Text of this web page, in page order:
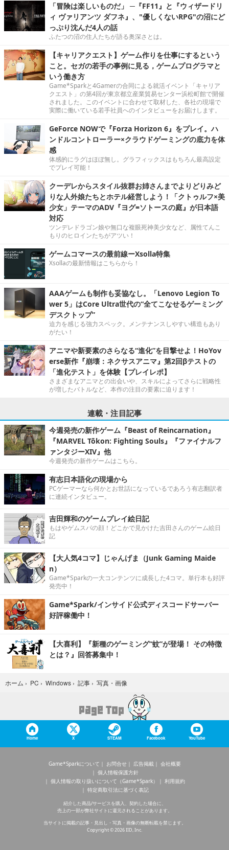
「冒険は楽しいものだ」 ─『FF11』と『ウィザードリ
ィ ヴァリアンツ ダフネ』、"優しくないRPG"の沼にど
っぷり沈んだ4人の話
ふたつの沼の住人たちが語る奥深さとは。
【キャリアクエスト】ゲーム作りを仕事にするという
こと。セガの若手の事例に見る，ゲームプログラマと
いう働き方
Game*Sparkと4Gamerの合同による就活イベント「キャリア
クエスト」の第4回が東京都立産業貿易センター浜松町館で開催
されました。このイベントに合わせて取材した、各社の現場で
実際に働いている若手社員へのインタビューをお届けします。
GeForce NOWで『Forza Horizon 6』をプレイ。ハ
ンドルコントローラー×クラウドゲーミングの底力を体
感
体感的にラグはほぼ無し。グラフィックスはもちろん最高設定
でプレイ可能！
クーデレからスタイル抜群お姉さんまでよりどりみど
りな人外娘たちとホテル経営しよう！「クトゥルフ×美
少女」テーマのADV『ヨグ=ソトースの庭』が日本語
対応
ツンデレドラゴン娘や無口な複眼死神美少女など、属性てんこ
もりのヒロインたちがアツい！
ゲームコマースの最前線ーXsolla特集
Xsollaの最新情報はこちらから！
AAAゲームも制作も妥協なし。「Lenovo Legion To
wer 5」はCore Ultra世代の“全てこなせるゲーミング
デスクトップ”
迫力を感じる強力スペック。メンテナンスしやすい構造もあり
がたい！
アニマや新要素のさらなる“進化”を目撃せよ！HoYov
erse新作『崩壊：ネクサスアニマ』第2回βテストの
「進化テスト」を体験【プレイレポ】
さまざまなアニマとの出会いや、スキルによってさらに戦略性
が増したバトルなど、本作の注目の要素に迫ります！
連載・注目記事
今週発売の新作ゲーム『Beast of Reincarnation』
『MARVEL Tōkon: Fighting Souls』『ファイナルフ
ァンタジーXIV』他
今週発売の新作ゲームはこちら。
有志日本語化の現場から
PCゲーマーなら何かとお世話になっているであろう有志翻訳者
に連続インタビュー。
吉田輝和のゲームプレイ絵日記
もはやゲムスパの顔！どこかで見かけた吉田さんのゲーム絵日
記
【大人気4コマ】じゃんげま（Junk Gaming Maide
n）
Game*Sparkの一大コンテンツに成長した4コマ。単行本も好評
発売中！
Game*Spark/インサイド公式ディスコードサーバー
好評稼働中！
【大喜利】『新種のゲーミング“蚊”が登場！ その特徴
とは？』回答募集中！
ホーム › PC › Windows › 記事 › 写真・画像
Home X STEAM Facebook YouTube
Game*Sparkについて お問合せ 広告掲載
会社概要
個人情報保護方針
個人情報の取り扱いについて（Game*Spark）
利用規約
特定商取引法に基づく表記
紹介した商品/サービスを購入、契約した場合に、
売上の一部が弊社サイトに還元されることがあります。
当サイトに掲載の記事・見出し・写真・画像の無断転載を禁じます。
Copyright © 2026 IID, Inc.